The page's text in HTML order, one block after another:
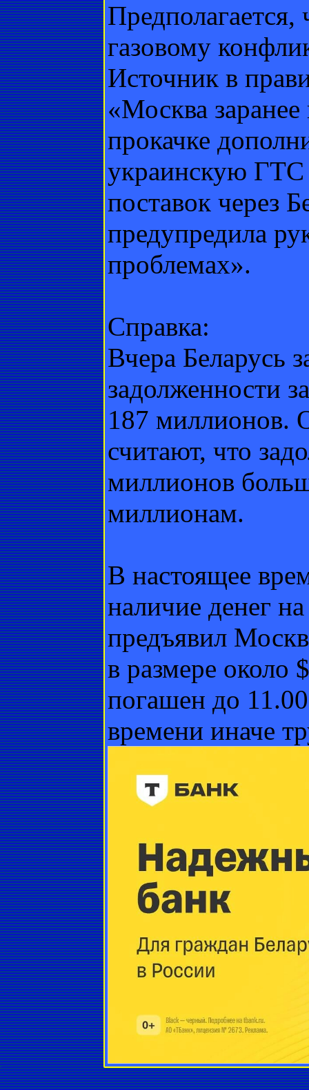
Предполагается,
газовому
Источник в
«Москва
прокачке
украинскую ГТС
поставок через
предупредила
проблемах».
Справка:
Вчера Беларусь
задолженности
187 миллионов.
считают, что
миллионов
миллионам.
В настоящее
наличие денег
предъявил
в размере около
погашен до
времени иначе